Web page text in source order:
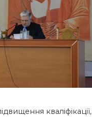
кваліфікації,